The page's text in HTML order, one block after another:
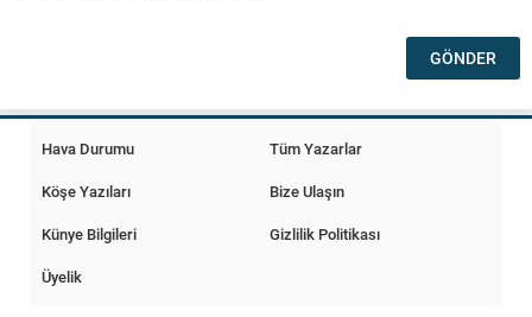
Hava Durumu
Tüm Yazarlar
Köşe Yazıları
Bize Ulaşın
Künye Bilgileri
Gizlilik Politikası
Üyelik